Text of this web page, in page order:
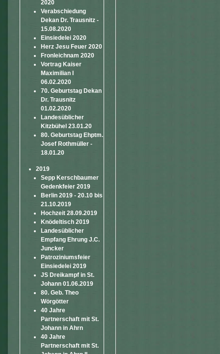
2020
Verabschiedung
Dekan Dr. Trausnitz -
15.08.2020
Einsiedelei 2020
Herz Jesu Feuer 2020
Fronleichnam 2020
Vortrag Kaiser
Maximilian I
06.02.2020
70. Geburtstag Dekan
Dr. Trausnitz
01.02.2020
Landesüblicher
Kitzbühel 23.01.20
80. Geburtstag Ehptm.
Josef Rothmüller -
18.01.20
2019
Sepp Kerschbaumer
Gedenkfeier 2019
Berlin 2019 - 20.10 bis
21.10.2019
Hochzeit 28.09.2019
Knödeltisch 2019
Landesüblicher
Empfang Ehrung J.C.
Juncker
Patroziniumsfeier
Einsiedelei 2019
JS Dreikampf in St.
Johann 01.06.2019
80. Geb. Theo
Wörgötter
40 Jahre
Partnerschaft mit St.
Johann in Ahrn
40 Jahre
Partnerschaft mit St.